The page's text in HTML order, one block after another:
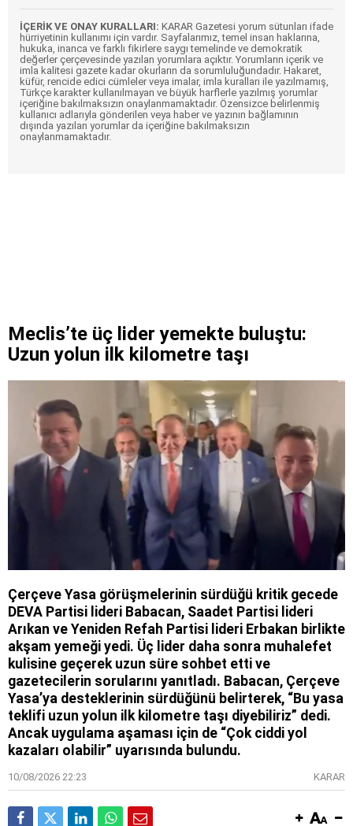
İÇERİK VE ONAY KURALLARI: KARAR Gazetesi yorum sütunları ifade
hürriyetinin kullanımı için vardır. Sayfalarımız, temel insan haklarına,
hukuka, inanca ve farklı fikirlere saygı temelinde ve demokratik
değerler çerçevesinde yazılan yorumlara açıktır. Yorumların içerik ve
imla kalitesi gazete kadar okurların da sorumluluğundadır. Hakaret,
küfür, rencide edici cümleler veya imalar, imla kuralları ile yazılmamış,
Türkçe karakter kullanılmayan ve büyük harflerle yazılmış yorumlar
içeriğine bakılmaksızın onaylanmamaktadır. Özensizce belirlenmiş
kullanıcı adlarıyla gönderilen veya haber ve yazının bağlamının
dışında yazılan yorumlar da içeriğine bakılmaksızın
onaylanmamaktadır.
Meclis’te üç lider yemekte buluştu:
Uzun yolun ilk kilometre taşı
Çerçeve Yasa görüşmelerinin sürdüğü kritik gecede
DEVA Partisi lideri Babacan, Saadet Partisi lideri
Arıkan ve Yeniden Refah Partisi lideri Erbakan birlikte
akşam yemeği yedi. Üç lider daha sonra muhalefet
kulisine geçerek uzun süre sohbet etti ve
gazetecilerin sorularını yanıtladı. Babacan, Çerçeve
Yasa’ya desteklerinin sürdüğünü belirterek, “Bu yasa
teklifi uzun yolun ilk kilometre taşı diyebiliriz” dedi.
Ancak uygulama aşaması için de “Çok ciddi yol
kazaları olabilir” uyarısında bulundu.
10/08/2026 22:23 KARAR